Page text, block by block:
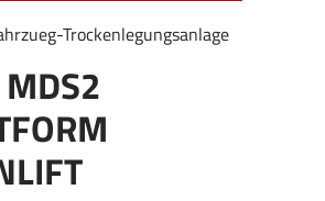
Trockenlegungsanlage